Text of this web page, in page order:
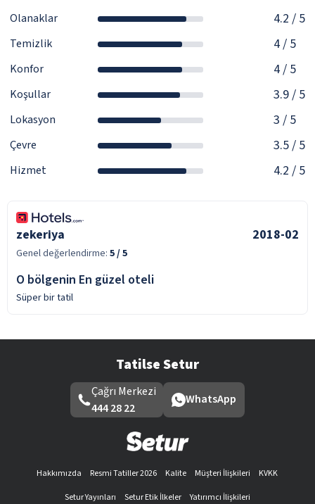
Olanaklar 4.2 / 5
Temizlik 4/ 5
Konfor 4/ 5
Koşullar 3.9/ 5
Lokasyon 3 / 5
Çevre 3.5/ 5
Hizmet 4.2 / 5
zekeriya 2018-02
Genel değerlendirme: 5/ 5
O bölgenin En güzel oteli
Süper bir tatil
Tatilse Setur
Çağrı Merkezi
444 28 22
WhatsApp
Hakkımızda Resmi Tatiller 2026 Kalite Müşteri İlişkileri
KVKK
Setur Yayınları
Setur Etik İlkeler
Yatırımcı İlişkileri